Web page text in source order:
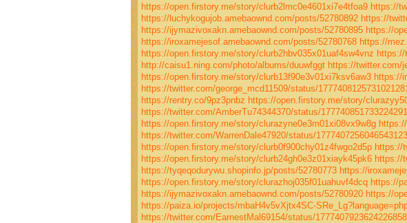
https://open.firstory.me/story/clurb2lmc0e4601xi7e4tfoa9 https://
https://luchykogujob.amebaownd.com/posts/52780892 https://
https://ijymazivoxakn.amebaownd.com/posts/52780895 https://
https://iroxamejesof.amebaownd.com/posts/52780768 https://
https://open.firstory.me/story/clurb2hbv035x01uaf4sw4vnz https://
http://caisu1.ning.com/photo/albums/duuwfggt https://twitter.com/
https://open.firstory.me/story/clurb13f90e3v01xi7ksv6aw3 https://
https://twitter.com/george_mcd11509/status/1777408125731021281
https://rentry.co/9pz3pnbz https://open.firstory.me/story/
https://twitter.com/AmberTu74344370/status/
https://open.firstory.me/story/clurazyne0e3m01xi08vx9w8g
https://twitter.com/WarrenDale47920/status/1777407256046543123
https://open.firstory.me/story/clurb0f900chy01z4fwgo2d5p https://
https://open.firstory.me/story/clurb24gh0e3z01xiayk45pk6 https://
https://tyqeqodurywu.shopinfo.jp/posts/52780773 https://
https://open.firstory.me/story/clurazhoj035f01uahuvf4dcq https://
https://ijymazivoxakn.amebaownd.com/posts/52780920 https://
https://paiza.io/projects/mbaH4v5vXjtx4SC-
https://twitter.com/EarnestMal69154/status/1777407923624226858